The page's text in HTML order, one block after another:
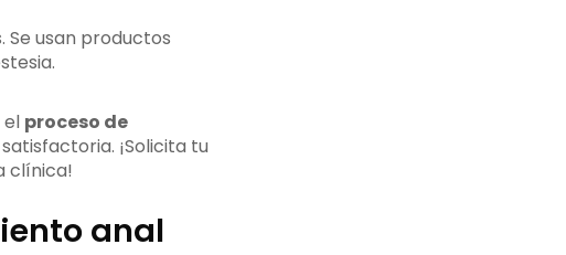
Se usan productos
el proceso de
¡Solicita tu
clínica!
anal